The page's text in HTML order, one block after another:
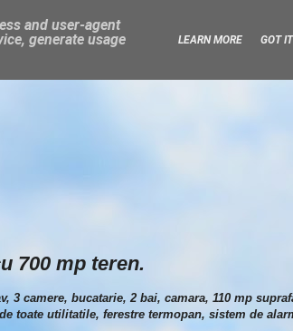
700 mp teren.
3 camere, bucatarie, 2 bai, camara, 110 mp
toate utilitatile, ferestre termopan, sistem de
and user-agent
generate usage
LEARN MORE GOT IT